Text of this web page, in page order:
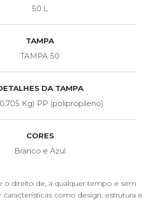
50 L
TAMPA
TAMPA 50
DA TAMPA
Kg) PP (polipropileno)
CORES
Branco e Azul
o direito de, a qualquer tempo e sem
características como design, estrutura e